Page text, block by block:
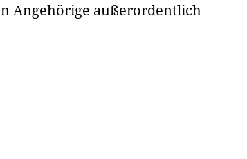
Angehörige außerordentlich